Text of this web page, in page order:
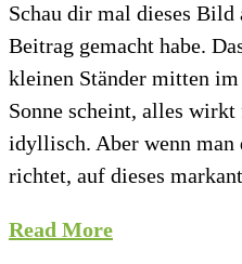
Schau dir mal dieses Bild
Beitrag gemacht habe.
kleinen Ständer mitten
Sonne scheint, alles
idyllisch. Aber wenn man
richtet, auf dieses
Read More